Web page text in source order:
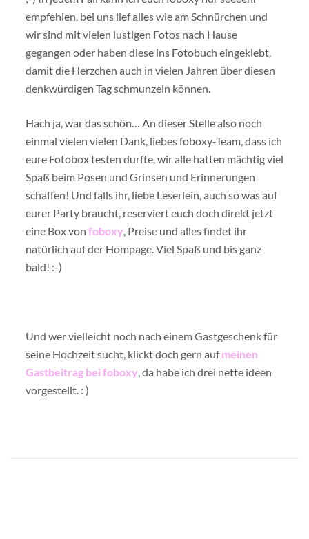
empfehlen, bei uns lief alles wie am Schnürchen und
wir sind mit vielen lustigen Fotos nach Hause
gegangen oder haben diese ins Fotobuch eingeklebt,
damit die Herzchen auch in vielen Jahren über diesen
denkwürdigen Tag schmunzeln können.
Hach ja, war das schön… An dieser Stelle also noch
einmal vielen vielen Dank, liebes foboxy-Team, dass ich
eure Fotobox testen durfte, wir alle hatten mächtig viel
Spaß beim Posen und Grinsen und Erinnerungen
schaffen! Und falls ihr, liebe Leserlein, auch so was auf
eurer Party braucht, reserviert euch doch direkt jetzt
eine Box von foboxy , Preise und alles findet ihr
natürlich auf der Hompage. Viel Spaß und bis ganz
bald! :-)
Und wer vielleicht noch nach einem Gastgeschenk für
seine Hochzeit sucht, klickt doch gern aufmeinen
Gastbeitrag bei foboxy , da habe ich drei nette ideen
vorgestellt. : )